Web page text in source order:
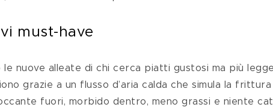
must-have
nuove alleate di chi cerca piatti gustosi ma più
grazie a un flusso d’aria calda che simula la
fuori, morbido dentro, meno grassi e niente